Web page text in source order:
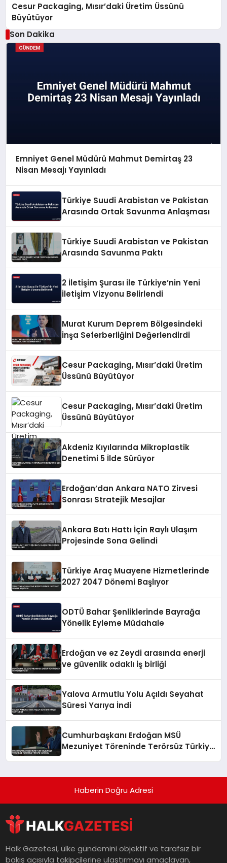
Cesur Packaging, Mısır’daki Üretim Üssünü
Büyütüyor
Son Dakika
Emniyet Genel Müdürü Mahmut Demirtaş 23
Nisan Mesajı Yayınladı
Türkiye Suudi Arabistan ve Pakistan
Arasında Ortak Savunma Anlaşması
Türkiye Suudi Arabistan ve Pakistan
Arasında Savunma Paktı
2 İletişim Şurası ile Türkiye’nin Yeni
İletişim Vizyonu Belirlendi
Murat Kurum Deprem Bölgesindeki
İnşa Seferberliğini Değerlendirdi
Cesur Packaging, Mısır’daki Üretim
Üssünü Büyütüyor
Cesur Packaging, Mısır’daki Üretim
Üssünü Büyütüyor
Akdeniz Kıyılarında Mikroplastik
Denetimi 5 İlde Sürüyor
Erdoğan’dan Ankara NATO Zirvesi
Sonrası Stratejik Mesajlar
Ankara Batı Hattı İçin Raylı Ulaşım
Projesinde Sona Gelindi
Türkiye Araç Muayene Hizmetlerinde
2027 2047 Dönemi Başlıyor
ODTÜ Bahar Şenliklerinde Bayrağa
Yönelik Eyleme Müdahale
Erdoğan ve ez Zeydi arasında enerji
ve güvenlik odaklı iş birliği
Yalova Armutlu Yolu Açıldı Seyahat
Süresi Yarıya İndi
Cumhurbaşkanı Erdoğan MSÜ
Mezuniyet Töreninde Terörsüz Türkiye
Haberin Doğru Adresi
Halk Gazetesi, ülke gündemini objektif ve tarafsız bir
bakış açısıyla takipçilerine ulaştırmayı amaçlayan,